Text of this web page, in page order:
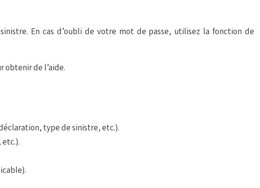
En cas d’oubli de votre mot de passe, utilisez la fonction de
obtenir de l’aide.
type de sinistre, etc.).